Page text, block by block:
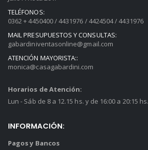
TELÉFONOS:
0362 + 4450400 / 4431976 / 4424504 / 4431976
MAIL PRESUPUESTOS Y CONSULTAS:
gabardiniventasonline@gmail.com
ATENCIÓN MAYORISTA::
monica@casagabardini.com
Horarios de Atención:
Lun - Sáb de 8 a 12.15 hs. y de 16:00 a 20:15 hs.
INFORMACIÓN:
Pagos y Bancos